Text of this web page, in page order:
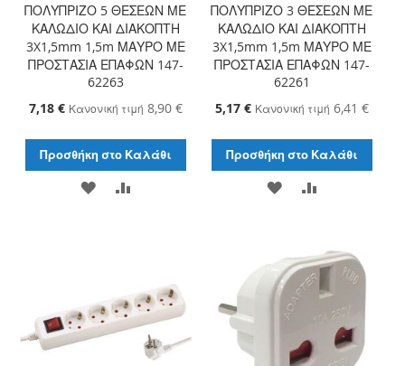
ΠΟΛΥΠΡΙΖΟ 5 ΘΕΣΕΩΝ ΜΕ
ΚΑΛΩΔΙΟ ΚΑΙ ΔΙΑΚΟΠΤΗ
3X1,5mm 1,5m ΜΑΥΡΟ ΜΕ
ΠΡΟΣΤΑΣΙΑ ΕΠΑΦΩΝ 147-
62263
Ειδική
7,18 € Κανονική τιμή 8,90 €
Προσθήκη στο Καλάθι
ΠΡΟΣΘΉΚΗ
ΕΠΙΘΥΜΙΏΝ
ΠΟΛΥΠΡΙΖΟ 3 ΘΕΣΕΩΝ ΜΕ
ΚΑΛΩΔΙΟ ΚΑΙ ΔΙΑΚΟΠΤΗ
3X1,5mm 1,5m ΜΑΥΡΟ ΜΕ
ΠΡΟΣΤΑΣΙΑ ΕΠΑΦΩΝ 147-
62261
Ειδική
5,17 € Κανονική τιμή 6,41 €
Προσθήκη στο Καλάθι
ΠΡΟΣΘΉΚΗ
ΕΠΙΘΥΜΙΏΝ
ΣΎΓΚΡΙΣΗ